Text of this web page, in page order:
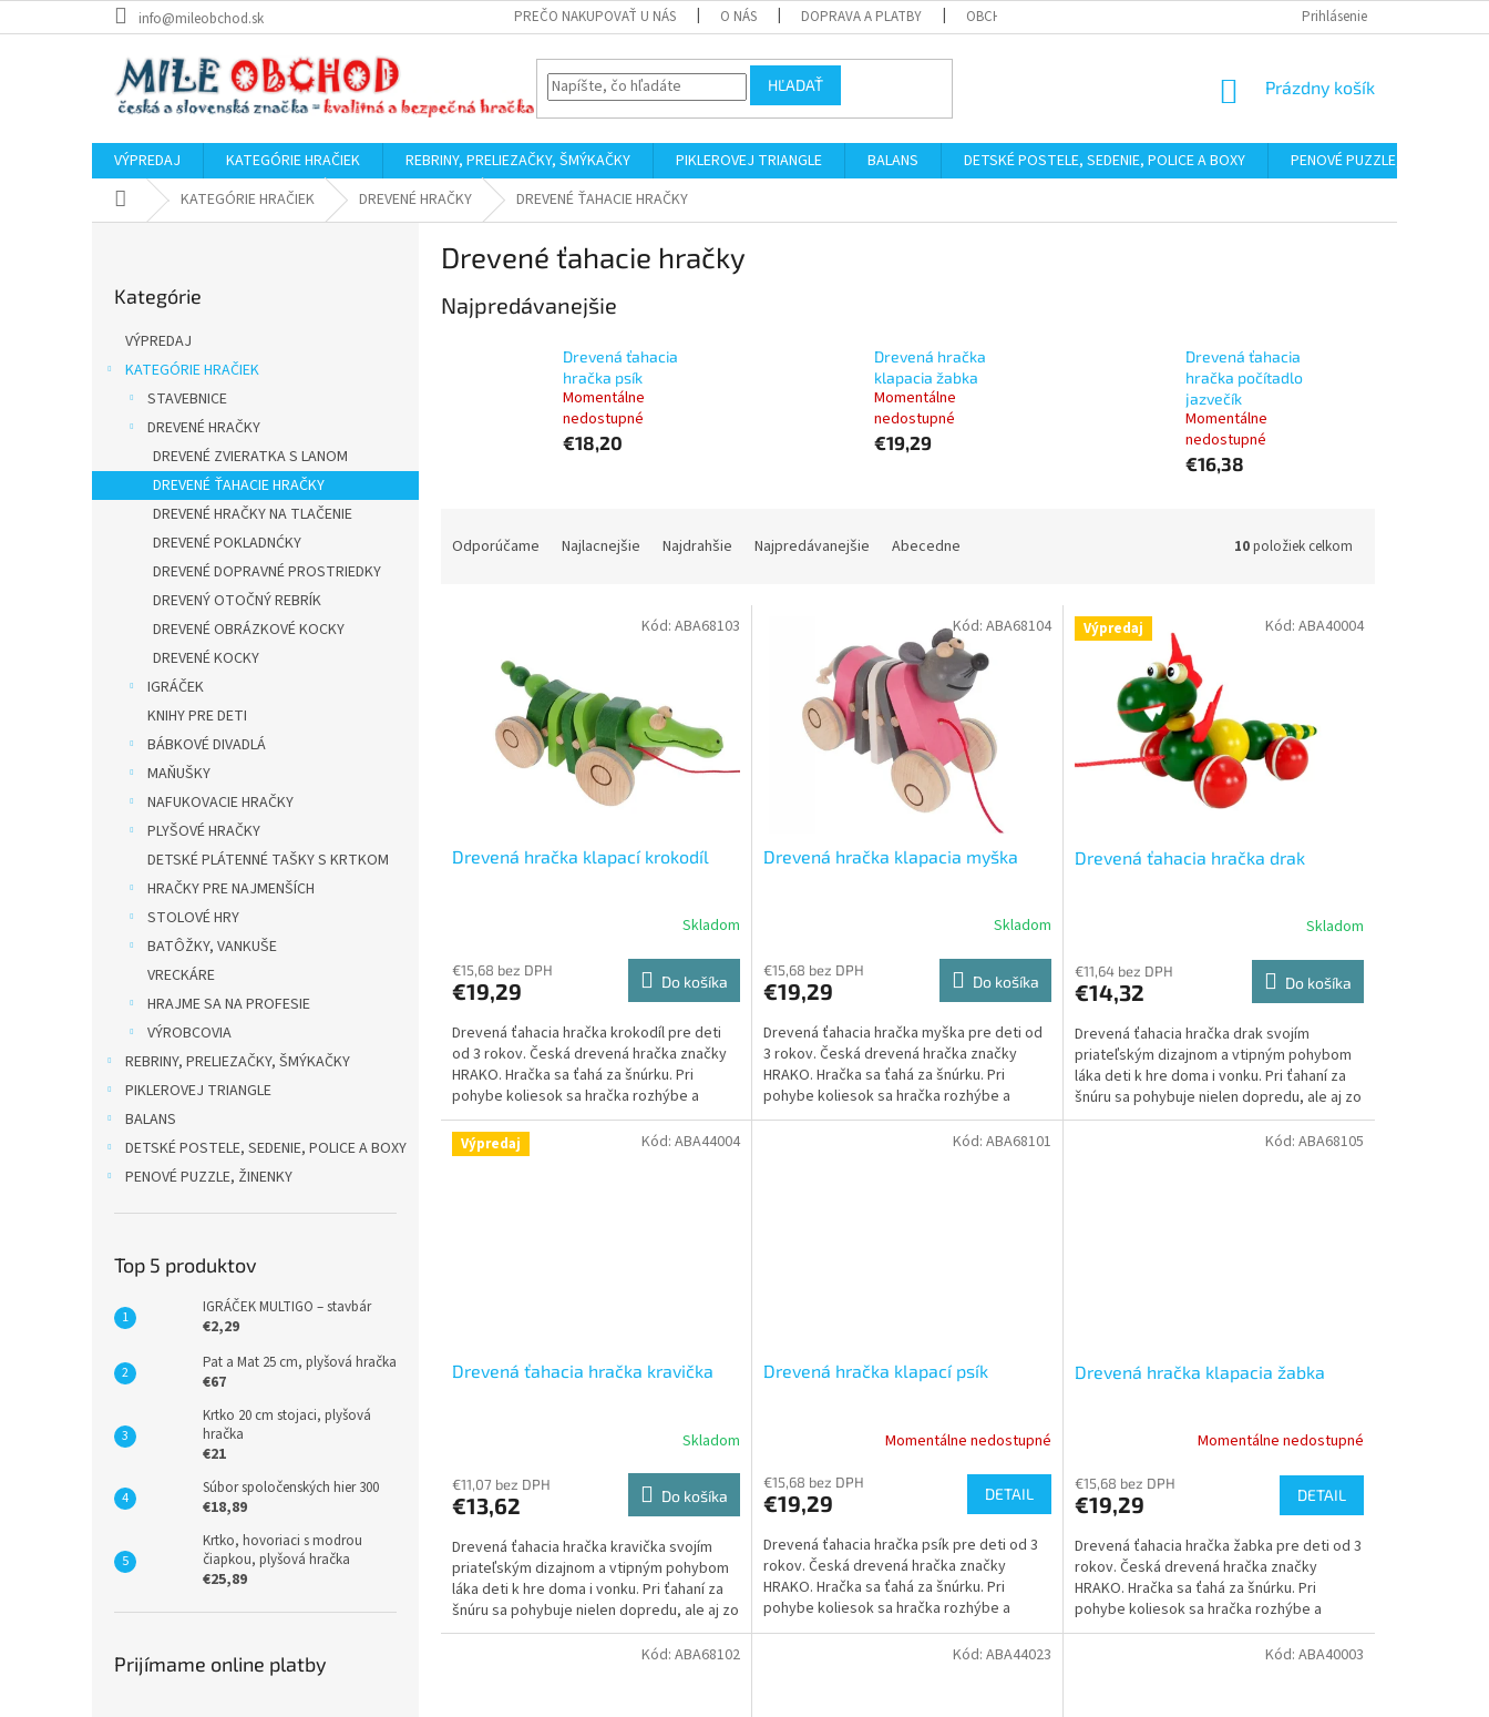
na
info@mileobchod.sk PREČO NAKUPOVAŤ U NÁS O NÁS DOPRAVA A PLATBY OBCHODNÉ PODMIENKY PODMIENKY OCHRANY OSOBNÝCH ÚDAJOV
Prihlásenie
HĽADAŤ
NÁKUPNÝ
Prázdny košík
VÝPREDAJ KATEGÓRIE HRAČIEK REBRINY, PRELIEZAČKY, ŠMÝKAČKY PIKLEROVEJ TRIANGLE BALANS DETSKÉ POSTELE, SEDENIE, POLICE A BOXY
PENOVÉ PUZZLE, ŽINENKY
DomovKATEGÓRIE HRAČIEK DREVENÉ HRAČKY DREVENÉ ŤAHACIE HRAČKY
kategórie
Kategórie
VÝPREDAJ
KATEGÓRIE HRAČIEK
STAVEBNICE
DREVENÉ HRAČKY
DREVENÉ ZVIERATKA S LANOM
DREVENÉ ŤAHACIE HRAČKY
DREVENÉ HRAČKY NA TLAČENIE
DREVENÉ POKLADNĆKY
DREVENÉ DOPRAVNÉ PROSTRIEDKY
DREVENÝ OTOČNÝ REBRÍK
DREVENÉ OBRÁZKOVÉ KOCKY
DREVENÉ KOCKY
IGRÁČEK
KNIHY PRE DETI
BÁBKOVÉ DIVADLÁ
MAŇUŠKY
NAFUKOVACIE HRAČKY
PLYŠOVÉ HRAČKY
DETSKÉ PLÁTENNÉ TAŠKY S KRTKOM
HRAČKY PRE NAJMENŠÍCH
STOLOVÉ HRY
BATÔŽKY, VANKUŠE
VRECKÁRE
HRAJME SA NA PROFESIE
VÝROBCOVIA
REBRINY, PRELIEZAČKY, ŠMÝKAČKY
PIKLEROVEJ TRIANGLE
BALANS
DETSKÉ POSTELE, SEDENIE, POLICE A BOXY
PENOVÉ PUZZLE, ŽINENKY
Top 5 produktov
IGRÁČEK MULTIGO – stavbár
€2,29
Pat a Mat 25 cm, plyšová hračka
€67
Krtko 20 cm stojaci, plyšová
hračka
€21
Súbor spoločenských hier 300
€18,89
Krtko, hovoriaci s modrou
čiapkou, plyšová hračka
€25,89
Prijímame online platby
Drevené ťahacie hračky
Najpredávanejšie
Drevená ťahacia
hračka psík
Momentálne
nedostupné
€18,20
Drevená hračka
klapacia žabka
Momentálne
nedostupné
€19,29
Drevená ťahacia
hračka počítadlo
jazvečík
Momentálne
nedostupné
€16,38
Odporúčame Najlacnejšie Najdrahšie Najpredávanejšie Abecedne 10položiek celkom
Drevená hračka klapací krokodíl
Skladom
€15,68 bez DPH
€19,29 Do košíka
Drevená ťahacia hračka krokodíl pre deti
od 3 rokov. Česká drevená hračka značky
HRAKO. Hračka sa ťahá za šnúrku. Pri
pohybe koliesok sa hračka rozhýbe a
začne vydávať klapací...
Kód: ABA68103
Drevená hračka klapacia myška
Skladom
€15,68 bez DPH
€19,29 Do košíka
Drevená ťahacia hračka myška pre deti od
3 rokov. Česká drevená hračka značky
HRAKO. Hračka sa ťahá za šnúrku. Pri
pohybe koliesok sa hračka rozhýbe a
začne vydávať klapací zvuk.
Kód: ABA68104 Výpredaj
Drevená ťahacia hračka drak
Skladom
€11,64 bez DPH
€14,32 Do košíka
Drevená ťahacia hračka drak svojím
priateľským dizajnom a vtipným pohybom
láka deti k hre doma i vonku. Pri ťahaní za
šnúru sa pohybuje nielen dopredu, ale aj zo
strany na...
Kód: ABA40004
Výpredaj
Drevená ťahacia hračka kravička
Skladom
€11,07 bez DPH
€13,62 Do košíka
Drevená ťahacia hračka kravička svojím
priateľským dizajnom a vtipným pohybom
láka deti k hre doma i vonku. Pri ťahaní za
šnúru sa pohybuje nielen dopredu, ale aj zo
strany na...
Kód: ABA44004
Drevená hračka klapací psík
Momentálne nedostupné
€15,68 bez DPH
€19,29 DETAIL
Drevená ťahacia hračka psík pre deti od 3
rokov. Česká drevená hračka značky
HRAKO. Hračka sa ťahá za šnúrku. Pri
pohybe koliesok sa hračka rozhýbe a
začne vydávať klapací zvuk.
Kód: ABA68101
Drevená hračka klapacia žabka
Momentálne nedostupné
€15,68 bez DPH
€19,29 DETAIL
Drevená ťahacia hračka žabka pre deti od 3
rokov. Česká drevená hračka značky
HRAKO. Hračka sa ťahá za šnúrku. Pri
pohybe koliesok sa hračka rozhýbe a
začne vydávať klapací zvuk.
Kód: ABA68105
Kód: ABA68102 Kód: ABA44023 Kód: ABA40003